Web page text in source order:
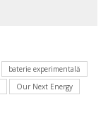
baterie experimentală
Our Next Energy